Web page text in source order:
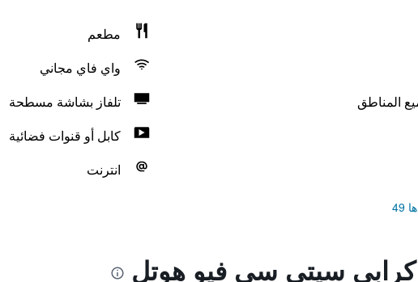
مطعم
واي فاي مجاني
المناطق
تلفاز بشاشة مسطحة
كابل أو قنوات فضائية
انترنت
سيتي سي فيو هوتل